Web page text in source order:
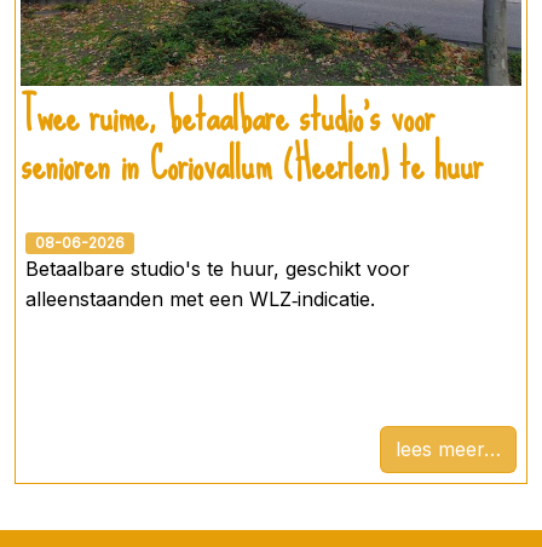
Twee ruime, betaalbare studio’s voor
senioren in Coriovallum (Heerlen) te huur
08-06-2026
Betaalbare studio's te huur, geschikt voor
alleenstaanden met een WLZ‑indicatie.
lees meer